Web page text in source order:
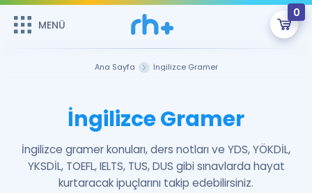
MENÜ
0
GİRİŞ YAP
Remzi Hoca ile seni sınava hazırlayacak onlarca eğitim seni
MENÜ
Çalışma Paketleri
Kitaplar ve Kaynaklar
Ana Sayfa İngilizce Gramer
İngilizce Gramer
İngilizce gramer konuları, ders notları ve YDS, YÖKDİL,
YKSDİL, TOEFL, IELTS, TUS, DUS gibi sınavlarda hayat
kurtaracak ipuçlarını takip edebilirsiniz.